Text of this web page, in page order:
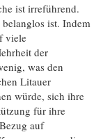
ist irreführend.
ist. Indem
viele
der
was den
Litauer
würde, sich ihre
für ihre
auf